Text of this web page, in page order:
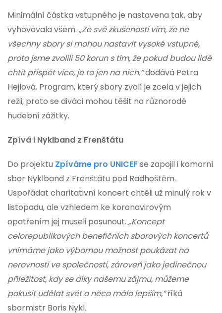
Minimální částka vstupného je nastavena tak, aby
vyhovovala všem. „Ze své zkušenosti vím, že ne
všechny sbory si mohou nastavit vysoké vstupné,
proto jsme zvolili 50 korun s tím, že pokud budou lidé
chtít přispět více, je to jen na nich,“dodává Petra
Hejlová. Program, který sbory zvolí je zcela v jejich
režii, proto se diváci mohou těšit na různorodé
hudební zážitky.
Zpívá i Nyklband z Frenštátu
Do projektu Zpíváme pro UNICEF se zapojil i komorní
sbor Nyklband z Frenštátu pod Radhoštěm.
Uspořádat charitativní koncert chtěli už minulý rok v
listopadu, ale vzhledem ke koronavirovým
opatřením jej museli posunout. „Koncept
celorepublikových benefičních sborových koncertů
vnímáme jako výbornou možnost poukázat na
nerovnosti ve společnosti, zároveň jako jedinečnou
příležitost, kdy se díky našemu zájmu, můžeme
pokusit udělat svět o něco málo lepším,“říká
sbormistr Boris Nykl.